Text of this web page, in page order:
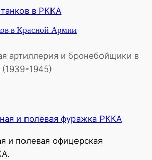
в Красной Армии
артиллерия и бронебойщики в
1945)
и полевая офицерская